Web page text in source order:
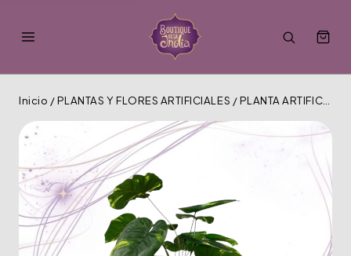
Inicio /PLANTAS Y FLORES ARTIFICIALES /PLANTA ARTIFICIAL